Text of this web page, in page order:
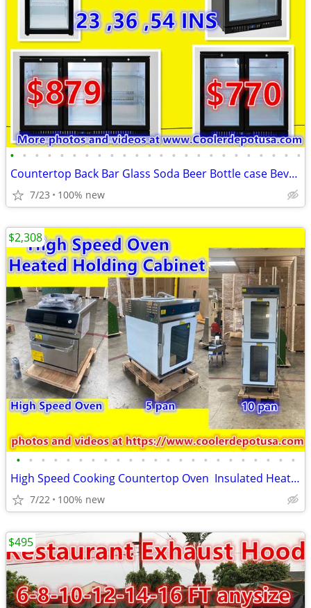
• • • • • • • • • • • • • • • • • • • • • • • •
Countertop Back Bar Glass Soda Beer Bottle case Beverage Cooler Fridge
7/23 100% new
• • • • • • • • • • • • • • • • • • • • • • •
High Speed Cooking Countertop Oven Insulated Heated Holding Proofing
7/22 100% new
$2,308
$495